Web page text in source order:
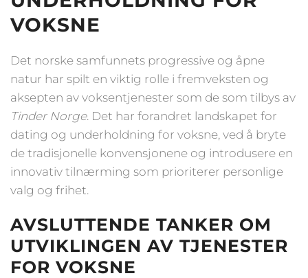
VOKSNE
Det norske samfunnets progressive og åpne
natur har spilt en viktig rolle i fremveksten og
aksepten av voksentjenester som de som tilbys av
Tinder Norge. Det har forandret landskapet for
dating og underholdning for voksne, ved å bryte
de tradisjonelle konvensjonene og introdusere en
innovativ tilnærming som prioriterer personlige
valg og frihet.
AVSLUTTENDE TANKER OM
UTVIKLINGEN AV TJENESTER
FOR VOKSNE